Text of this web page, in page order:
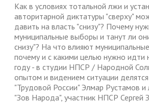
Как в условиях тотальной лжи и
авторитарной диктатуры "сверху"
давить на власть "снизу"? Почему
муниципальные выборы и танут ли
снизу"? На что влияют
почему и с какими целью нужно
году - в студии НПСР / Народной
опытом и видением ситуации
"Трудовой России" Элмар Рустамов
"Зов Народа", участник НПСР Сергей